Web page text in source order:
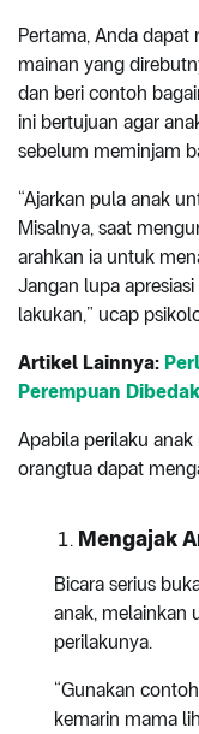
Pertama, Anda
mainan yang
dan beri contoh
ini bertujuan agar
sebelum meminjam
“Ajarkan pula anak
Misalnya, saat
arahkan ia untuk
Jangan lupa
lakukan,” ucap
Artikel Lainnya:
Perempuan
Apabila perilaku
orangtua dapat
Mengajak
Bicara serius
anak, melainkan
perilakunya.
“Gunakan
kemarin mama